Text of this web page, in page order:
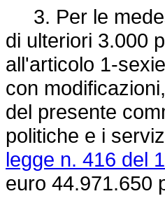
3. Per le
di ulteriori 3.000
all'articolo 1-
con
del presente
politiche e i
legge n. 416 del
euro 44.971.650